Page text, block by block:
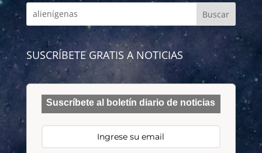
SUSCRÍBETE GRATIS A NOTICIAS
Suscríbete al boletín diario de noticias